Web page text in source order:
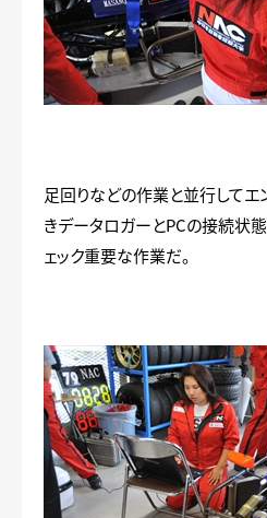
足回りなどの作業と並行してエ
きデータロガーとPCの接続状
ェック重要な作業だ。